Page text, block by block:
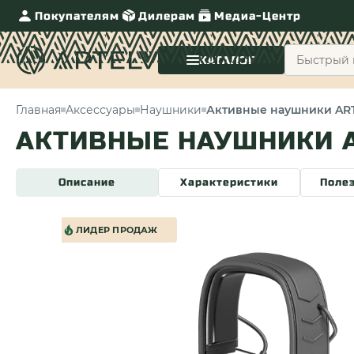
Покупателям Дилерам Медиа-Центр
КАТАЛОГ
Главная Аксессуары Наушники Активные наушники
АКТИВНЫЕ НАУШНИКИ
Описание Характеристики
ЛИДЕР ПРОДАЖ